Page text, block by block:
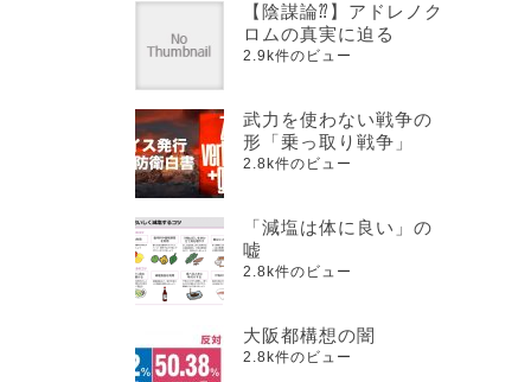
【陰謀論⁇】アドレノク
ロムの真実に迫る
2.9k件のビュー
武力を使わない戦争の
形「乗っ取り戦争」
2.8k件のビュー
「減塩は体に良い」の
嘘
2.8k件のビュー
大阪都構想の闇
2.8k件のビュー